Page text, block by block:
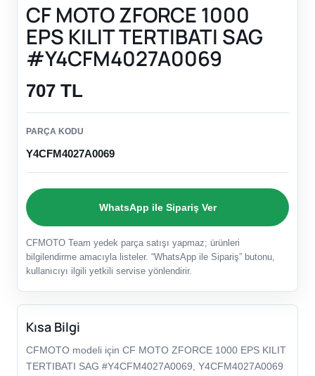
CF MOTO ZFORCE 1000
EPS KILIT TERTIBATI SAG
#Y4CFM4027A0069
707 TL
PARÇA KODU
Y4CFM4027A0069
WhatsApp ile Sipariş Ver
CFMOTO Team yedek parça satışı yapmaz; ürünleri
bilgilendirme amacıyla listeler. “WhatsApp ile Sipariş” butonu,
kullanıcıyı ilgili yetkili servise yönlendirir.
Kısa Bilgi
CFMOTO modeli için CF MOTO ZFORCE 1000 EPS KILIT
TERTIBATI SAG #Y4CFM4027A0069, Y4CFM4027A0069